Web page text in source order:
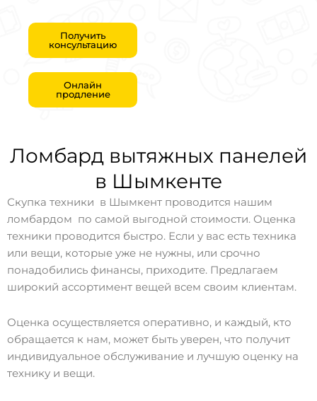
Получить
консультацию
Онлайн
продление
Ломбард вытяжных панелей
в Шымкенте
Скупка техники в Шымкент проводится нашим
ломбардом по самой выгодной стоимости. Оценка
техники проводится быстро. Если у вас есть техника
или вещи, которые уже не нужны, или срочно
понадобились финансы, приходите. Предлагаем
широкий ассортимент вещей всем своим клиентам.
Оценка осуществляется оперативно, и каждый, кто
обращается к нам, может быть уверен, что получит
индивидуальное обслуживание и лучшую оценку на
технику и вещи.